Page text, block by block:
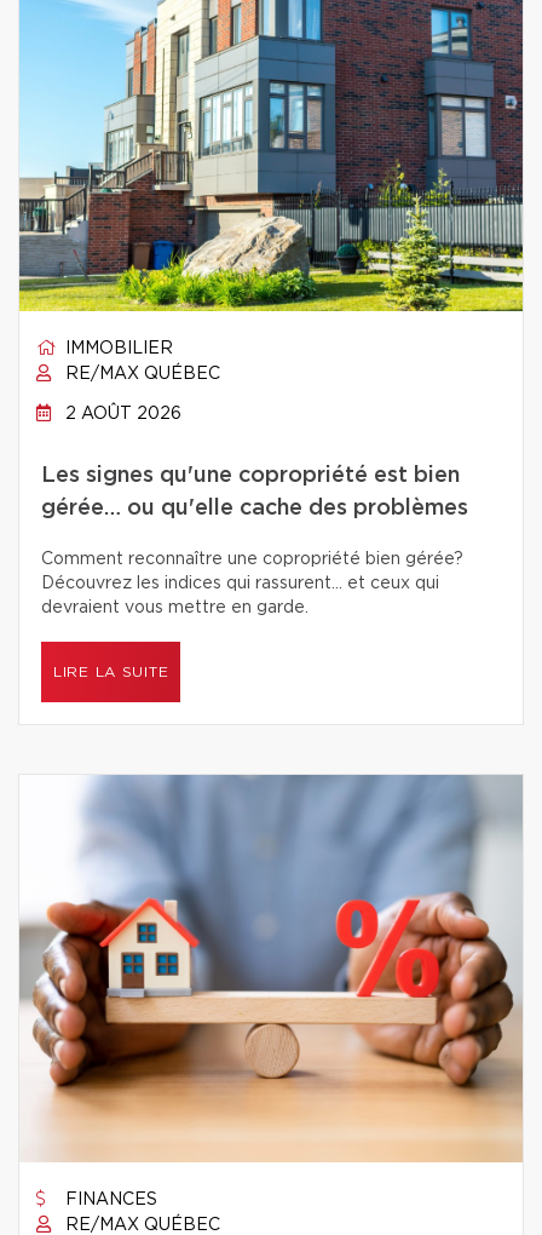
IMMOBILIER
RE/MAX QUÉBEC
2 AOÛT 2026
Les signes qu'une copropriété est bien
gérée… ou qu'elle cache des problèmes
Comment reconnaître une copropriété bien gérée?
Découvrez les indices qui rassurent… et ceux qui
devraient vous mettre en garde.
LIRE LA SUITE
FINANCES
RE/MAX QUÉBEC